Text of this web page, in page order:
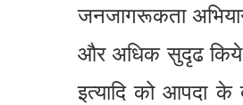
जनजागरूकता
और अधिक सुदृढ किये
इत्यादि को आपदा के